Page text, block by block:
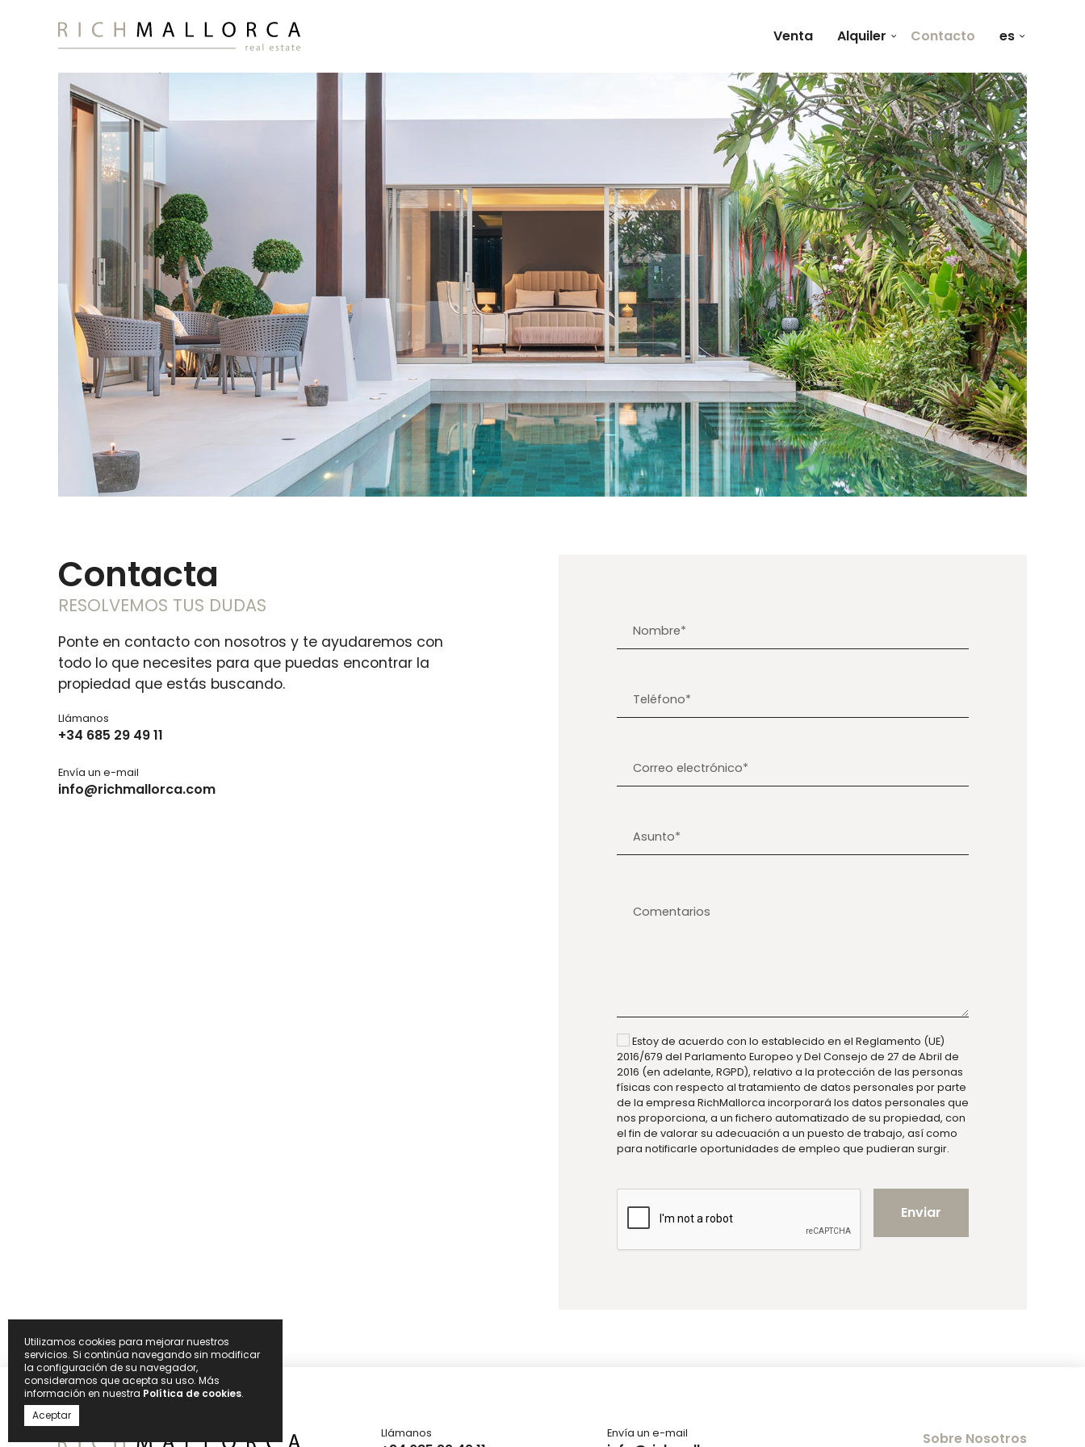
Venta Alquiler Contacto es
Contacta
RESOLVEMOS TUS DUDAS
Ponte en contacto con nosotros y te ayudaremos con
todo lo que necesites para que puedas encontrar la
propiedad que estás buscando.
Llámanos
+34 685 29 49 11
Envía un e-mail
info@richmallorca.com
Estoy de acuerdo con lo establecido en el Reglamento (UE)
2016/679 del Parlamento Europeo y Del Consejo de 27 de Abril de
2016 (en adelante, RGPD), relativo a la protección de las personas
físicas con respecto al tratamiento de datos personales por parte
de la empresa RichMallorca incorporará los datos personales que
nos proporciona, a un fichero automatizado de su propiedad, con
el fin de valorar su adecuación a un puesto de trabajo, así como
para notificarle oportunidades de empleo que pudieran surgir.
Enviar
Llámanos Envía un e-mail Sobre Nosotros
Utilizamos cookies para mejorar nuestros
servicios. Si continúa navegando sin modificar
la configuración de su navegador,
consideramos que acepta su uso. Más
información en nuestra Política de cookies.
Aceptar